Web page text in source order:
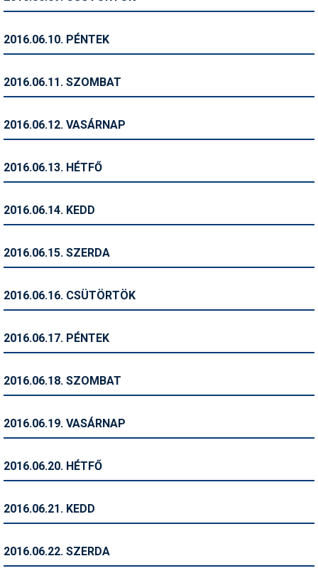
Síbérletárak
Sífelszerelés
Símánia
Síszerviz
Snowboard
Szakértők
2016.06.10. PÉNTEK
2016.06.11. SZOMBAT
2016.06.12. VASÁRNAP
2016.06.13. HÉTFŐ
2016.06.14. KEDD
2016.06.15. SZERDA
2016.06.16. CSÜTÖRTÖK
2016.06.17. PÉNTEK
2016.06.18. SZOMBAT
2016.06.19. VASÁRNAP
2016.06.20. HÉTFŐ
2016.06.21. KEDD
2016.06.22. SZERDA